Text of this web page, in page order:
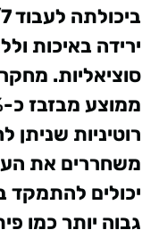
ירידה באיכות
סוציאליות.
רוטיניות שניתן
משחררים את
יכולים להתמקד
גבוה יותר כמו